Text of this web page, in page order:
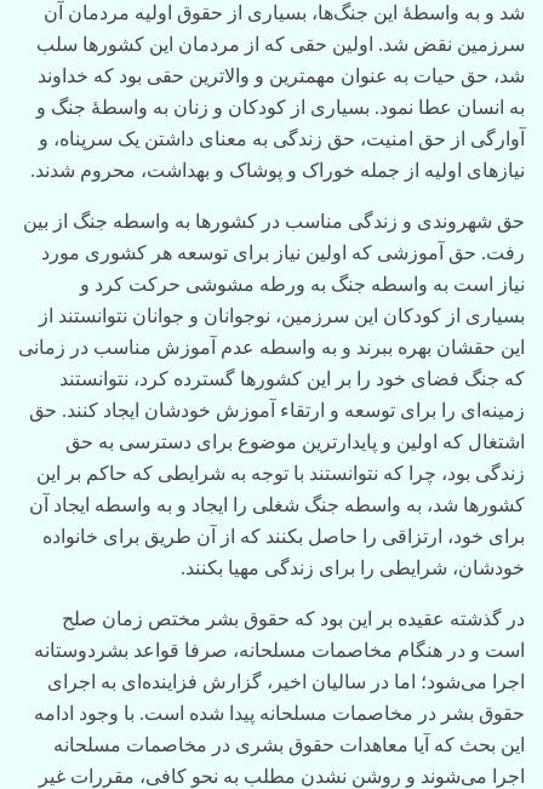
شد و به واسطۀ این جنگ‌ها، بسیاری از حقوق اولیه مردمان آن
سرزمین نقض شد. اولین حقی که از مردمان این کشورها سلب
شد، حق حیات به عنوان مهمترین و والاترین حقی بود که خداوند
به انسان عطا نمود. بسیاری از کودکان و زنان به واسطۀ جنگ و
آوارگی از حق امنیت، حق زندگی به معنای داشتن یک سرپناه، و
نیازهای اولیه از جمله خوراک و پوشاک و بهداشت، محروم شدند.
حق شهروندی و زندگی مناسب در کشورها به واسطه جنگ از بین
رفت. حق آموزشی که اولین نیاز برای توسعه هر کشوری مورد
نیاز است به واسطه جنگ به ورطه مشوشی حرکت کرد و
بسیاری از کودکان این سرزمین، نوجوانان و جوانان نتوانستند از
این حقشان بهره ببرند و به واسطه عدم آموزش مناسب در زمانی
که جنگ فضای خود را بر این کشورها گسترده کرد، نتوانستند
زمینه‌ای را برای توسعه و ارتقاء آموزش خودشان ایجاد کنند. حق
اشتغال که اولین و پایدارترین موضوع برای دسترسی به حق
زندگی بود، چرا که نتوانستند با توجه به شرایطی که حاکم بر این
کشورها شد، به واسطه جنگ شغلی را ایجاد و به واسطه ایجاد آن
برای خود، ارتزاقی را حاصل بکنند که از آن طریق برای خانواده
خودشان، شرایطی را برای زندگی مهیا بکنند.
در گذشته عقیده بر این بود که حقوق بشر مختص زمان صلح
است و در هنگام مخاصمات مسلحانه، صرفا قواعد بشردوستانه
اجرا می‌شود؛ اما در سالیان اخیر، گزارش فزاینده‌ای به اجرای
حقوق بشر در مخاصمات مسلحانه پیدا شده است. با وجود ادامه
این بحث که آیا معاهدات حقوق بشری در مخاصمات مسلحانه
اجرا می‌شوند و روشن نشدن مطلب به نحو کافی، مقررات غیر